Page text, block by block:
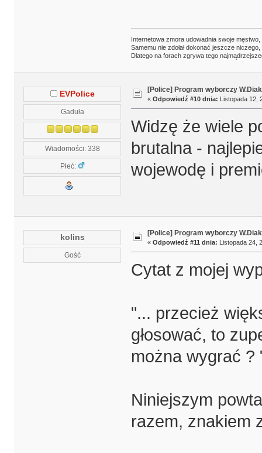
Internetowa zmora udowadnia swoje męstwo,
Samemu nie zdołał dokonać jeszcze niczego,
Dlatego na forach zgrywa tego
EVPolice
Gaduła
Wiadomości: 338
Płeć:
[Police] Program wyborczy
« Odpowiedź #10 dnia: Listopada 12,
Widzę że wiele
brutalna -
wojewodę i
kolins
Gość
[Police] Program wyborczy
« Odpowiedź #11 dnia: Listopada 24,
Cytat z mojej
"... przecież
głosować, to
można wygrać ?
Niniejszym
razem, znakiem